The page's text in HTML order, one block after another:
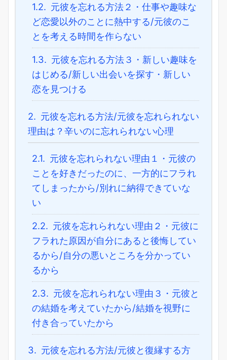
1.2. 元彼を忘れる方法２・仕事や趣味な
ど恋愛以外のことに熱中する/元彼のこ
とを考える時間を作らない
1.3. 元彼を忘れる方法３・新しい趣味を
はじめる/新しい出会いを探す・新しい
恋を見つける
2. 元彼を忘れる方法/元彼を忘れられない
理由は？辛いのに忘れられない心理
2.1. 元彼を忘れられない理由１・元彼の
ことを好きだったのに、一方的にフラれ
てしまったから/別れに納得できていな
い
2.2. 元彼を忘れられない理由２・元彼に
フラれた原因が自分にあると後悔してい
るから/自分の悪いところを分かってい
るから
2.3. 元彼を忘れられない理由３・元彼と
の結婚を考えていたから/結婚を視野に
付き合っていたから
3. 元彼を忘れる方法/元彼と復縁する方